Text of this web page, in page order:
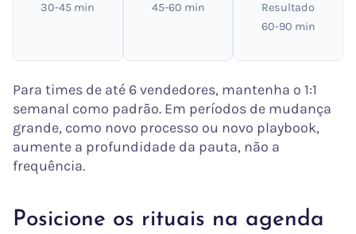
30-45 min
45-60 min
Resultado
60-90 min
Para times de até 6 vendedores, mantenha o 1:1
semanal como padrão. Em períodos de mudança
grande, como novo processo ou novo playbook,
aumente a profundidade da pauta, não a
frequência.
Posicione os rituais na agenda